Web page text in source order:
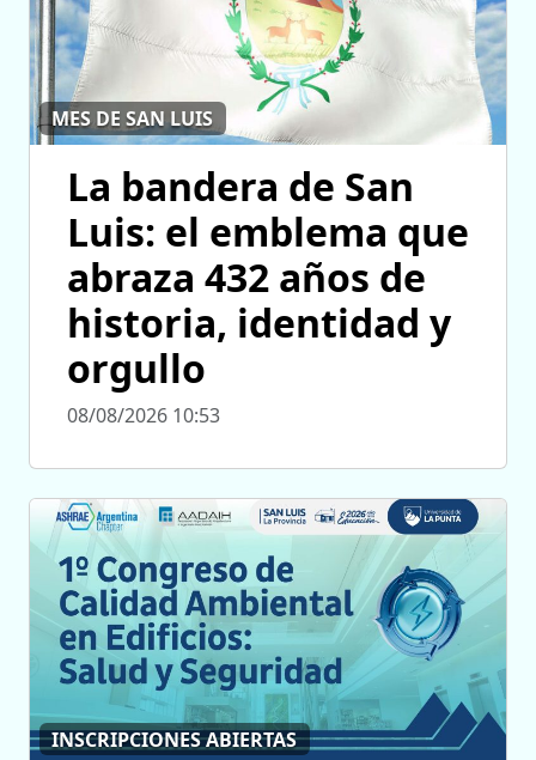
MES DE SAN LUIS
La bandera de San
Luis: el emblema que
abraza 432 años de
historia, identidad y
orgullo
08/08/2026 10:53
INSCRIPCIONES ABIERTAS